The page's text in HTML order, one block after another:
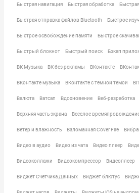
Быстрая навигация Быстрая обработка
Быстрая отправка файлов Bluetooth Быстрое
Быстрое освобождение памяти Быстрое
Быстрый блокнот Быстрый поиск Бэкап
ВК Музыка ВК без рекламы ВКонтакте
ВКонтакте музыка ВКонтакте с тёмной темой
Валюта Ватсап Вдохновение Веб-разработка
Верхняя часть экрана Веселое
Ветер и влажность Взломанная Cover Fire
Видео в аудио Видео из чата Видео плеер
Видеоколлажи Видеокомпрессор Видеоплеер
Виджет Счётчика Данных Виджет блютус